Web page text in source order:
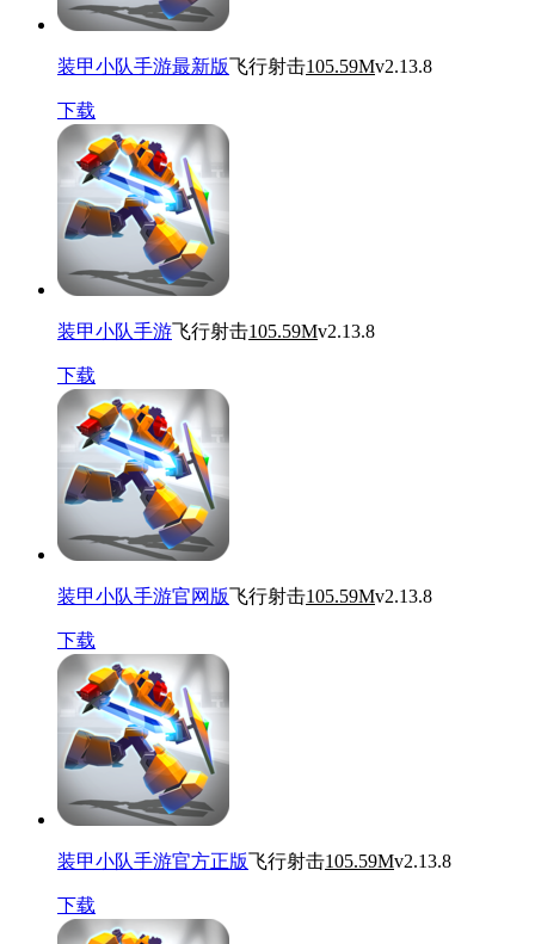
装甲小队手游最新版飞行射击105.59Mv2.13.8
下载
装甲小队手游飞行射击105.59Mv2.13.8
下载
装甲小队手游官网版飞行射击105.59Mv2.13.8
下载
装甲小队手游官方正版飞行射击105.59Mv2.13.8
下载